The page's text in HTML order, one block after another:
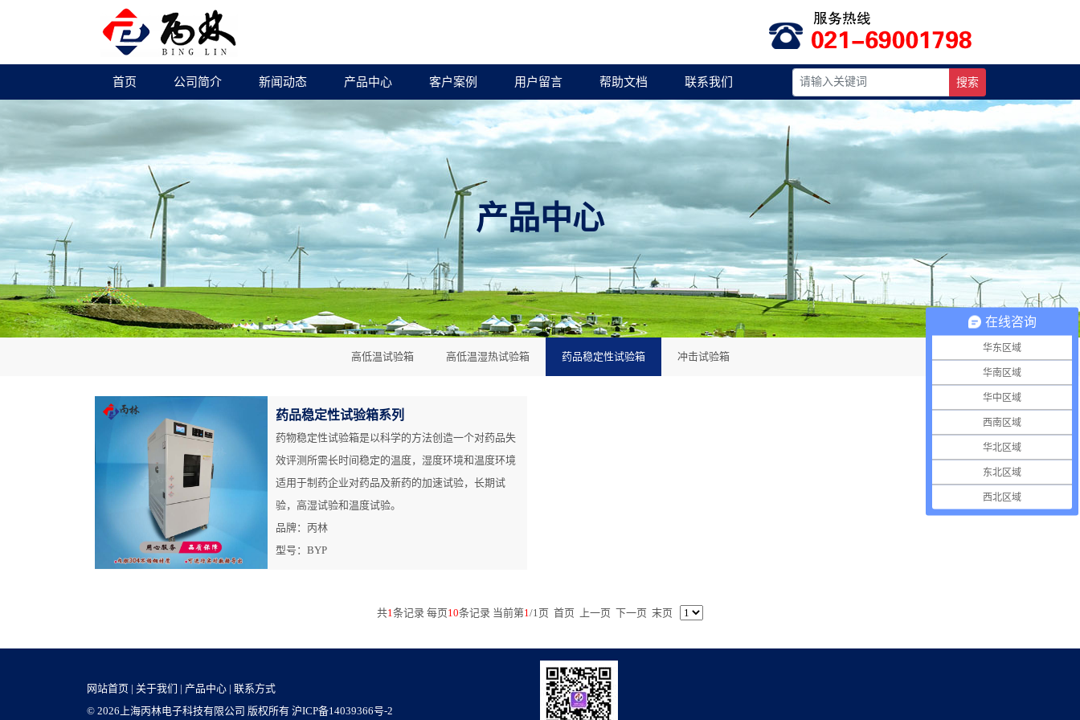
首页 公司简介 新闻动态 产品中心 客户案例 用户留言 帮助文档 联系我们 搜索
产品中心
高低温试验箱 高低温湿热试验箱 药品稳定性试验箱 冲击试验箱
药品稳定性试验箱系列
药物稳定性试验箱是以科学的方法创造一个对药品失
效评测所需长时间稳定的温度，湿度环境和温度环境
适用于制药企业对药品及新药的加速试验，长期试
验，高湿试验和温度试验。
品牌：丙林
型号：BYP
共1条记录 每页10条记录 当前第1/1页 首页 上一页 下一页 末页
网站首页 | 关于我们 | 产品中心 | 联系方式
© 2026上海丙林电子科技有限公司 版权所有 沪ICP备14039366号-2
在线咨询
华东区域
华南区域
华中区域
西南区域
华北区域
东北区域
西北区域